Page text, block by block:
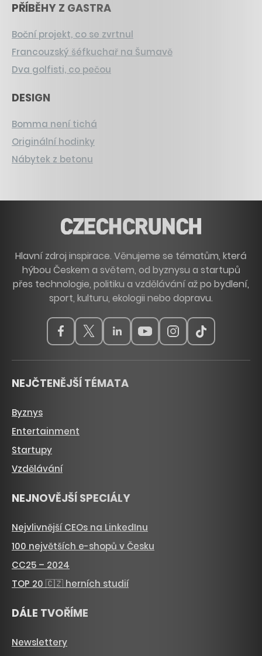
PŘÍBĚHY Z GASTRA
Boční projekt, co se zvrtnul
Francouzský šéfkuchař na Šumavě
Dva golfisti, co pečou
DESIGN
Bomma není tichá
Originální hodinky
Nábytek z betonu
Hlavní zdroj inspirace. Věnujeme se tématům, která
hýbou Českem a světem, od byznysu a startupů
přes technologie, politiku a vzdělávání až po bydlení,
sport, kulturu, ekologii nebo dopravu.
NEJČTENĚJŠÍ TÉMATA
Byznys
Entertainment
Startupy
Vzdělávání
NEJNOVĚJŠÍ SPECIÁLY
Nejvlivnější CEOs na LinkedInu
100 největších e-shopů v Česku
CC25 – 2024
TOP 20 🇨🇿 herních studií
DÁLE TVOŘÍME
Newslettery